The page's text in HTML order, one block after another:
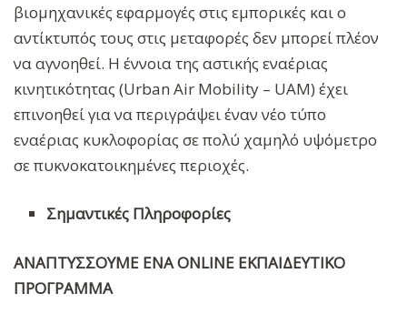
βιομηχανικές εφαρμογές στις εμπορικές και ο
αντίκτυπός τους στις μεταφορές δεν μπορεί πλέον
να αγνοηθεί. Η έννοια της αστικής εναέριας
κινητικότητας (Urban Air Mobility – UAM) έχει
επινοηθεί για να περιγράψει έναν νέο τύπο
εναέριας κυκλοφορίας σε πολύ χαμηλό υψόμετρο
σε πυκνοκατοικημένες περιοχές.
Σημαντικές Πληροφορίες
ΑΝΑΠΤΥΣΣΟΥΜΕ ΕΝΑ ONLINE ΕΚΠΑΙΔΕΥΤΙΚΟ
ΠΡΟΓΡΑΜΜΑ